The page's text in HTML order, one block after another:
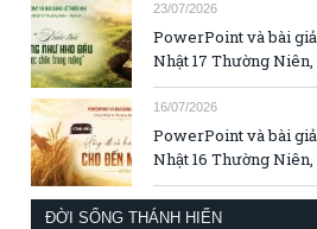
23/07/2026
PowerPoint và bài
Nhật 17 Thường
16/07/2026
PowerPoint và bài
Nhật 16 Thường
ĐỜI SỐNG THÁNH HIẾN